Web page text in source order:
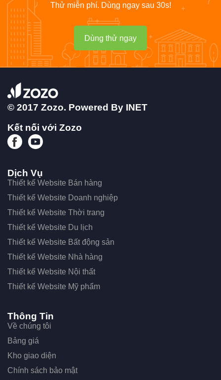
Thử miễn phí. Dùng ngay sau 30s!
Dùng thử ngay
© 2017 Zozo. Powered By INET
Kết nối với Zozo
Dịch Vụ
Thiết kế Website Bán hàng
Thiết kế Website Doanh nghiệp
Thiết kế Website Thời trang
Thiết kế Website Du lịch
Thiết kế Website Bất động sản
Thiết kế Website Nhà hàng
Thiết kế Website Nội thất
Thiết kế Website Mỹ phẩm
Thông Tin
Về chúng tôi
Bảng giá
Kho giao diện
Chính sách bảo mật